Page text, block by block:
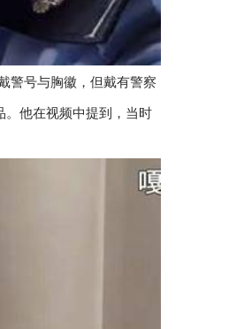
警号与胸徽，但戴有警察
。他在视频中提到，当时